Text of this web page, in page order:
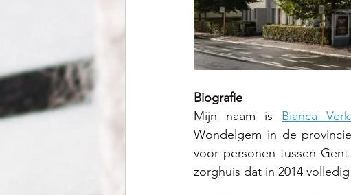
Biografie
Mijn naam is Bianca
Wondelgem in de
voor personen tussen
zorghuis dat in 2014